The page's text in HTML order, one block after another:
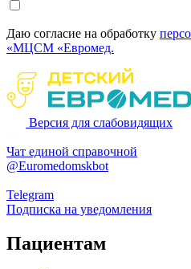
Даю согласие на обработку
«МЦСМ «Евромед.
Версия для слабовидящих
Чат единой справочной
@Euromedomskbot
Telegram
Подписка на уведомления
Пациентам